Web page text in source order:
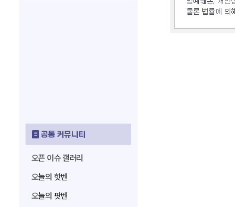
공통 커뮤니티
오픈 이슈 갤러리
오늘의 핫벤
오늘의 팟벤